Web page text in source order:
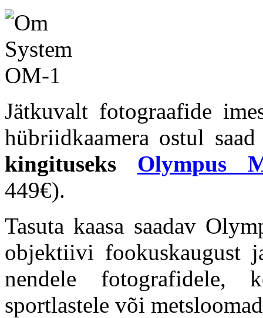
Jätkuvalt fotograafide
hübriidkaamera ostul
kingituseks
Olympus
449€).
Tasuta kaasa saadav
objektiivi fookuskaugust
nendele fotografidele,
sportlastele või